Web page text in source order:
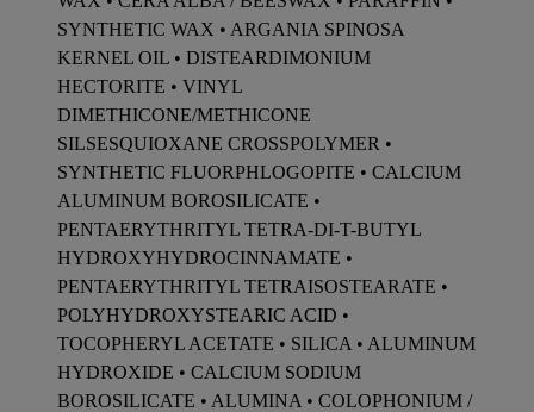
SYNTHETIC WAX • ARGANIA SPINOSA
KERNEL OIL • DISTEARDIMONIUM
HECTORITE • VINYL
DIMETHICONE/METHICONE
SILSESQUIOXANE CROSSPOLYMER •
SYNTHETIC FLUORPHLOGOPITE • CALCIUM
ALUMINUM BOROSILICATE •
PENTAERYTHRITYL TETRA-DI-T-BUTYL
HYDROXYHYDROCINNAMATE •
PENTAERYTHRITYL TETRAISOSTEARATE •
POLYHYDROXYSTEARIC ACID •
TOCOPHERYL ACETATE • SILICA • ALUMINUM
HYDROXIDE • CALCIUM SODIUM
BOROSILICATE • ALUMINA • COLOPHONIUM /